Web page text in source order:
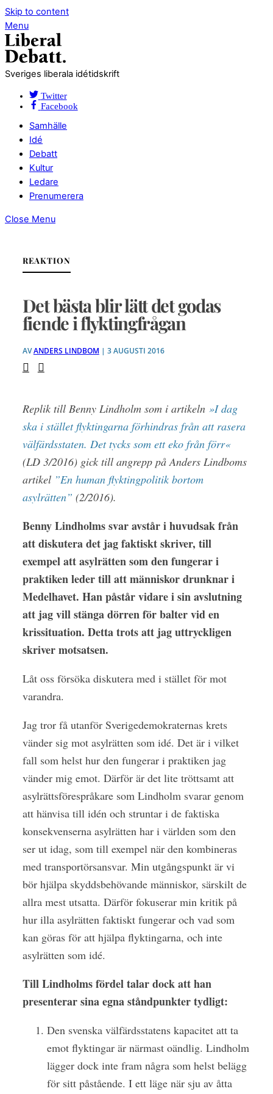
Skip to content
Menu
Sveriges liberala idétidskrift
Twitter
Facebook
Samhälle
Idé
Debatt
Kultur
Ledare
Prenumerera
Close Menu
REAKTION
Det bästa blir lätt det godas
fiende i flyktingfrågan
AVANDERS LINDBOM | 3 AUGUSTI 2016
Replik till Benny Lindholm som i artikeln »I dag
ska i stället flyktingarna förhindras från att rasera
välfärdsstaten. Det tycks som ett eko från förr«
(LD 3/2016) gick till angrepp på Anders Lindboms
artikel ”En human flyktingpolitik bortom
asylrätten” (2/2016).
Benny Lindholms svar avstår i huvudsak från
att diskutera det jag faktiskt skriver, till
exempel att asylrätten som den fungerar i
praktiken leder till att människor drunknar i
Medelhavet. Han påstår vidare i sin avslutning
att jag vill stänga dörren för balter vid en
krissituation. Detta trots att jag uttryckligen
skriver motsatsen.
Låt oss försöka diskutera med i stället för mot
varandra.
Jag tror få utanför Sverigedemokraternas krets
vänder sig mot asylrätten som idé. Det är i vilket
fall som helst hur den fungerar i praktiken jag
vänder mig emot. Därför är det lite tröttsamt att
asylrättsförespråkare som Lindholm svarar genom
att hänvisa till idén och struntar i de faktiska
konsekvenserna asylrätten har i världen som den
ser ut idag, som till exempel när den kombineras
med transportörsansvar. Min utgångspunkt är vi
bör hjälpa skyddsbehövande människor, särskilt de
allra mest utsatta. Därför fokuserar min kritik på
hur illa asylrätten faktiskt fungerar och vad som
kan göras för att hjälpa flyktingarna, och inte
asylrätten som idé.
Till Lindholms fördel talar dock att han
presenterar sina egna ståndpunkter tydligt:
Den svenska välfärdsstatens kapacitet att ta
emot flyktingar är närmast oändlig. Lindholm
lägger dock inte fram några som helst belägg
för sitt påstående. I ett läge när sju av åtta